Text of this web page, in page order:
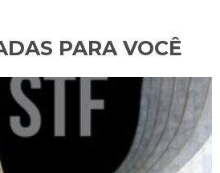
PARA VOCÊ​